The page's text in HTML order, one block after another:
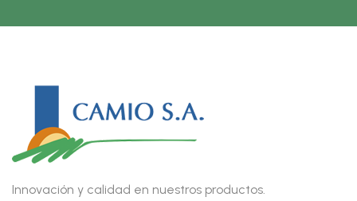
Innovación y calidad en nuestros productos.